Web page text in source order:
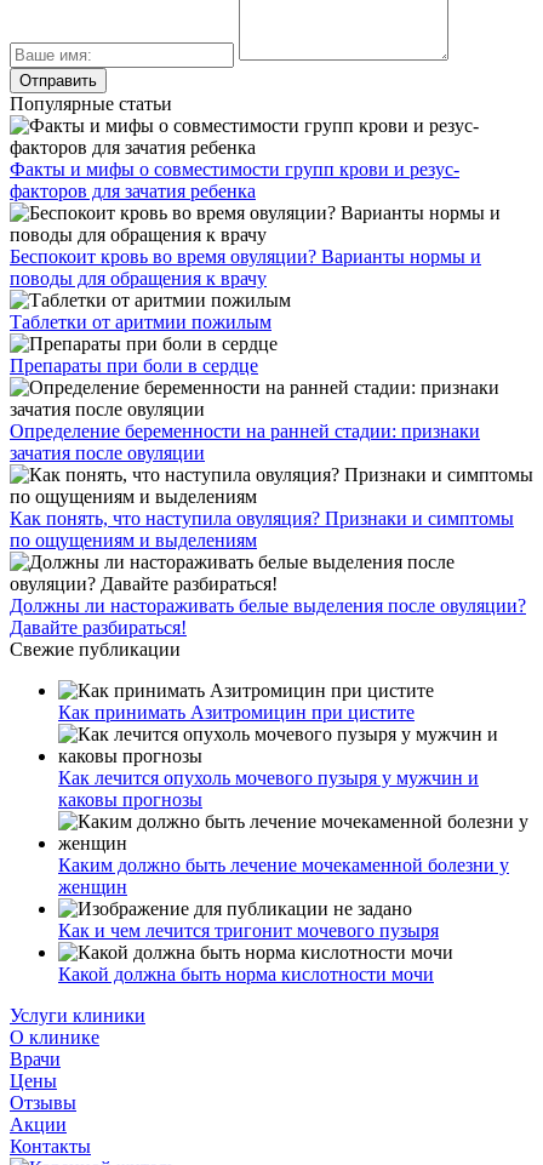
Популярные статьи
Факты и мифы о совместимости групп крови и резус-
факторов для зачатия ребенка
Беспокоит кровь во время овуляции? Варианты нормы и
поводы для обращения к врачу
Таблетки от аритмии пожилым
Препараты при боли в сердце
Определение беременности на ранней стадии: признаки
зачатия после овуляции
Как понять, что наступила овуляция? Признаки и симптомы
по ощущениям и выделениям
Должны ли настораживать белые выделения после овуляции?
Давайте разбираться!
Свежие публикации
Как принимать Азитромицин при цистите
Как лечится опухоль мочевого пузыря у мужчин и
каковы прогнозы
Каким должно быть лечение мочекаменной болезни у
женщин
Как и чем лечится тригонит мочевого пузыря
Какой должна быть норма кислотности мочи
Услуги клиники
О клинике
Врачи
Цены
Отзывы
Акции
Контакты